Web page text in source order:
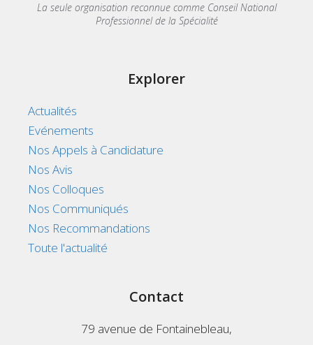
La seule organisation reconnue comme Conseil National
Professionnel de la Spécialité
Explorer
Actualités
Evénements
Nos Appels à Candidature
Nos Avis
Nos Colloques
Nos Communiqués
Nos Recommandations
Toute l'actualité
Contact
79 avenue de Fontainebleau,